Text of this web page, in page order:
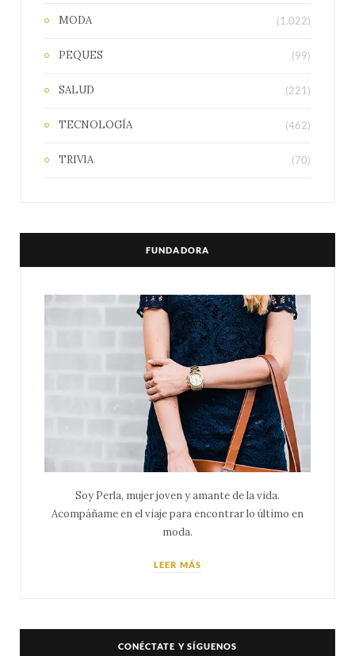
MODA (1.022)
PEQUES (99)
SALUD (221)
TECNOLOGÍA (462)
TRIVIA (70)
FUNDADORA
Soy Perla, mujer joven y amante de la vida.
Acompáñame en el viaje para encontrar lo último en
moda.
LEER MÁS
CONÉCTATE Y SÍGUENOS